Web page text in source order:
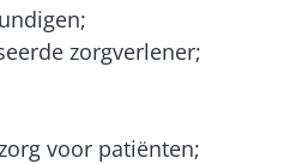
zorgverlener;
voor patiënten;